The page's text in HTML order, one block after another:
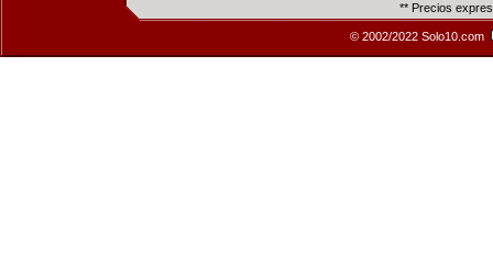
** Precios
© 2002/2022 Solo10.com